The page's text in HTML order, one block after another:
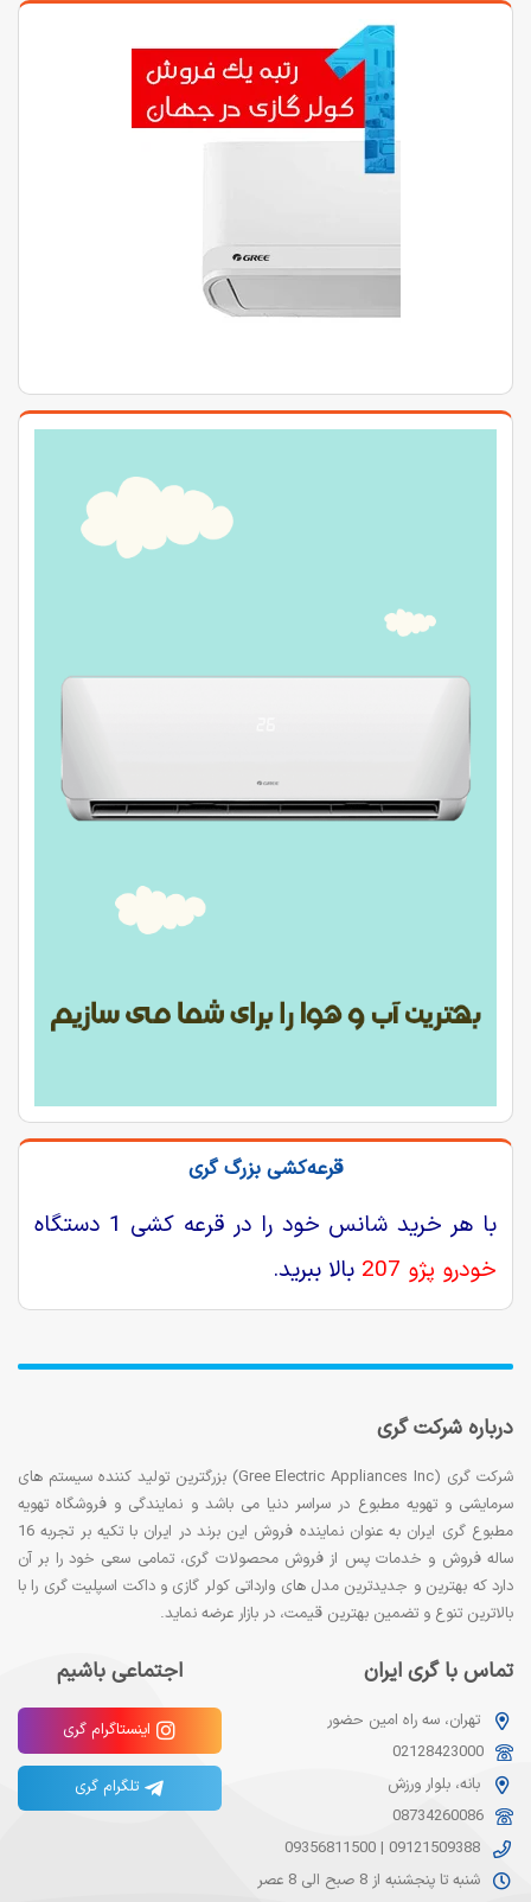
قرعه‌کشی بزرگ گری
با هر خرید شانس خود را در قرعه کشی 1 دستگاه
خودرو پژو 207
بالا ببرید.
درباره شرکت گری
شرکت گری (Gree Electric Appliances Inc) بزرگترین تولید کننده سیستم های
سرمایشی و تهویه مطبوع در سراسر دنیا می باشد و نمایندگی و فروشگاه تهویه
مطبوع گری ایران به عنوان نماینده فروش این برند در ایران با تکیه بر تجربه 16
ساله فروش و خدمات پس از فروش محصولات گری، تمامی سعی خود را بر آن
دارد که بهترین و جدیدترین مدل های وارداتی کولر گازی و داکت اسپلیت گری را با
بالاترین تنوع و تضمین بهترین قیمت، در بازار عرضه نماید.
تماس با گری ایران
تهران، سه راه امین حضور
02128423000
بانه، بلوار ورزش
08734260086
09121509388
|
09356811500
شنبه تا پنجشنبه از 8 صبح الی 8 عصر
اجتماعی باشیم
اینستاگرام گری
تلگرام گری